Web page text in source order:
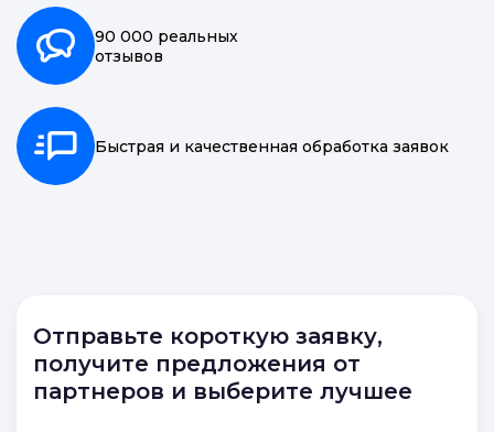
90 000 реальных
отзывов
Быстрая и качественная обработка заявок
Отправьте короткую заявку,
получите предложения от
партнеров и выберите лучшее